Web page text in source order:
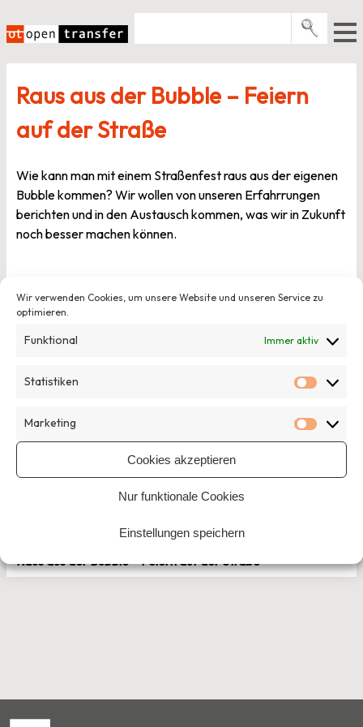
Wir verwenden Cookies, um unsere Website und unseren Service zu
optimieren.
Funktional Immer aktiv
Statistiken
Marketing
Cookies akzeptieren
Nur funktionale Cookies
Einstellungen speichern
Inhalt
springen
Events
News
Raus aus der Bubble – Feiern
auf der Straße
Wie kann man mit einem Straßenfest raus aus der eigenen
Bubble kommen? Wir wollen von unseren Erfahrrungen
berichten und in den Austausch kommen, was wir in Zukunft
noch besser machen können.
Veröffentlicht am 21. Mai 2025 vonMichael Klabunde
Beitragsnavigation
Vorheriger Beitrag
Nächster Beitrag
Michael Klabunde
Raus aus der Bubble – Feiern auf der Straße